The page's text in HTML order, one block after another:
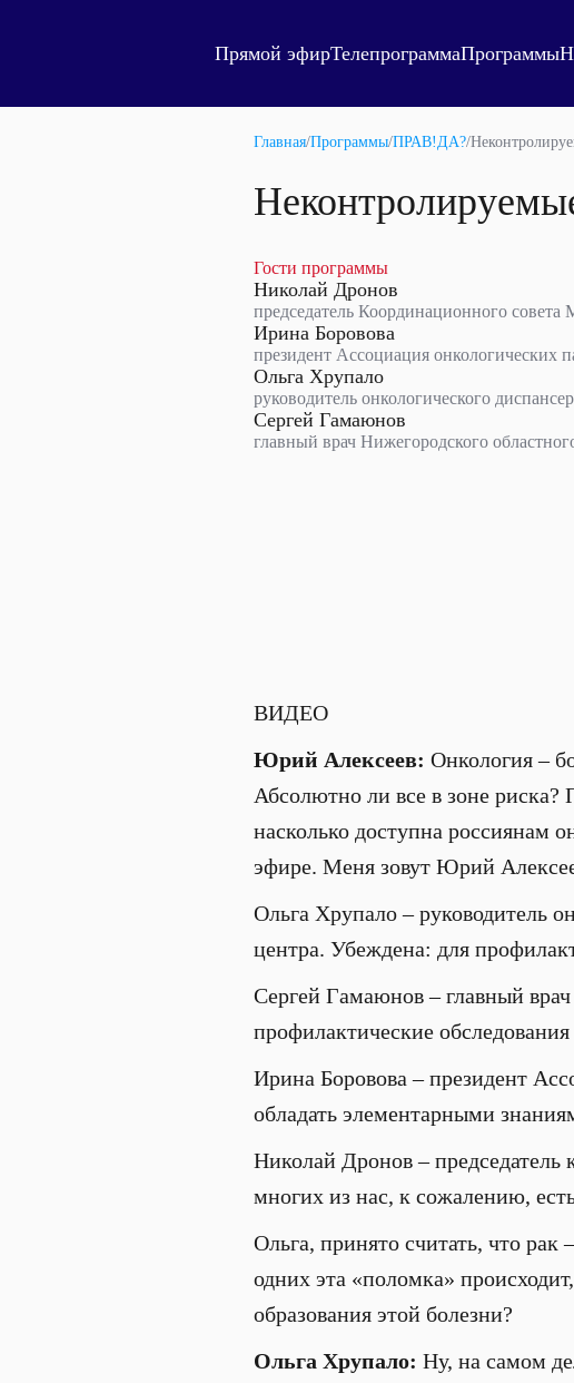
Прямой эфирТелепрограммаПрограммы
Главная/Программы/ПРАВ!ДА?/
Гости программы
Николай Дронов
председатель Координационного
Ирина Боровова
президент Ассоциация онкологических
Ольга Хрупало
руководитель онкологического
Сергей Гамаюнов
главный врач Нижегородского
ВИДЕО
Юрий Алексеев: Онкология –
Абсолютно ли все в зоне риска?
насколько доступна россиянам
эфире. Меня зовут Юрий
Ольга Хрупало – руководитель
центра. Убеждена: для
Сергей Гамаюнов – главный
профилактические
Ирина Боровова – президент
обладать элементарными
Николай Дронов – председатель
многих из нас, к сожалению,
Ольга, принято считать, что рак
одних эта «поломка»
образования этой болезни?
Ольга Хрупало: Ну, на самом